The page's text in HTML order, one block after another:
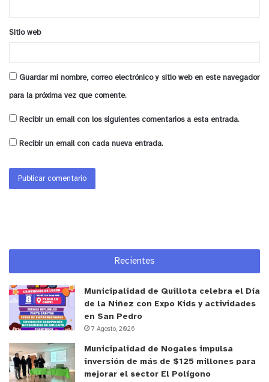
Sitio web
Guardar mi nombre, correo electrónico y sitio web en este navegador
para la próxima vez que comente.
Recibir un email con los siguientes comentarios a esta entrada.
Recibir un email con cada nueva entrada.
Recientes
Municipalidad de Quillota celebra el Día
de la Niñez con Expo Kids y actividades
en San Pedro
7 Agosto, 2026
Municipalidad de Nogales impulsa
inversión de más de $125 millones para
mejorar el sector El Polígono